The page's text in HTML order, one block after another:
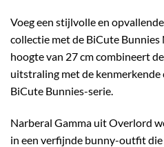
Voeg een stijlvolle en
collectie met de BiCute
hoogte van 27 cm combineert
uitstraling met de kenmerkende
BiCute Bunnies-serie.
Narberal Gamma uitOverlord
in een verfijnde bunny-outfit